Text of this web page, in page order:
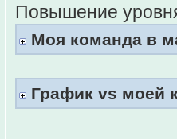
Повышение
Моя команда в
График vs моей